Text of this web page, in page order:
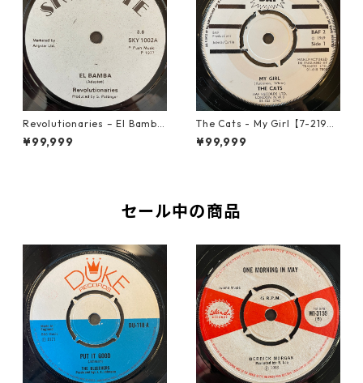
Revolutionaries – El Bamba
【7-21855】
¥99,999
The Cats - My Girl【7-2190
6】
¥99,999
セール中の商品